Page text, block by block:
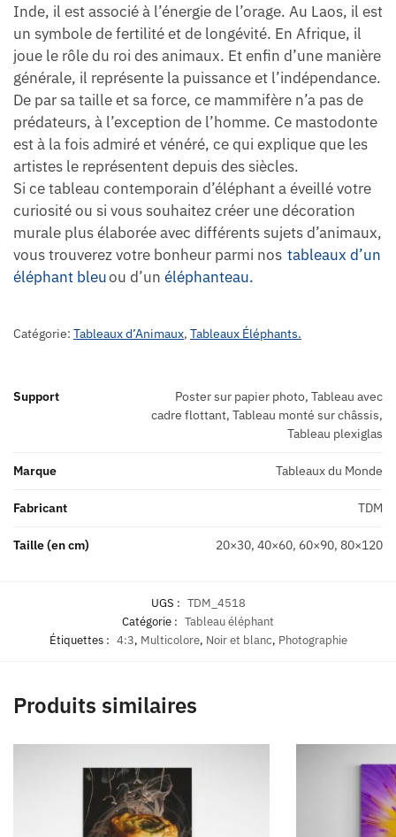
Inde, il est associé à l’énergie de l’orage. Au Laos, il est
un symbole de fertilité et de longévité. En Afrique, il
joue le rôle du roi des animaux. Et enfin d’une manière
générale, il représente la puissance et l’indépendance.
De par sa taille et sa force, ce mammifère n’a pas de
prédateurs, à l’exception de l’homme. Ce mastodonte
est à la fois admiré et vénéré, ce qui explique que les
artistes le représentent depuis des siècles.
Si ce tableau contemporain d’éléphant a éveillé votre
curiosité ou si vous souhaitez créer une décoration
murale plus élaborée avec différents sujets d’animaux,
vous trouverez votre bonheur parmi nos tableaux d’un
éléphant bleuou d’un éléphanteau.
Catégorie: Tableaux d’Animaux, Tableaux Éléphants.
Support
Poster sur papier photo, Tableau avec
cadre flottant, Tableau monté sur châssis,
Tableau plexiglas
Marque Tableaux du Monde
Fabricant TDM
Taille (en cm) 20×30, 40×60, 60×90, 80×120
UGS : TDM_4518
Catégorie : Tableau éléphant
Étiquettes : 4:3, Multicolore, Noir et blanc, Photographie
Produits similaires